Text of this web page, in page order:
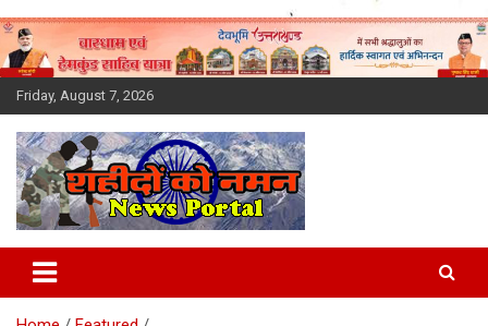
Skip
to
content
Friday, August 7, 2026
Latest News Today, Breaking
News, Uttarakhand News in